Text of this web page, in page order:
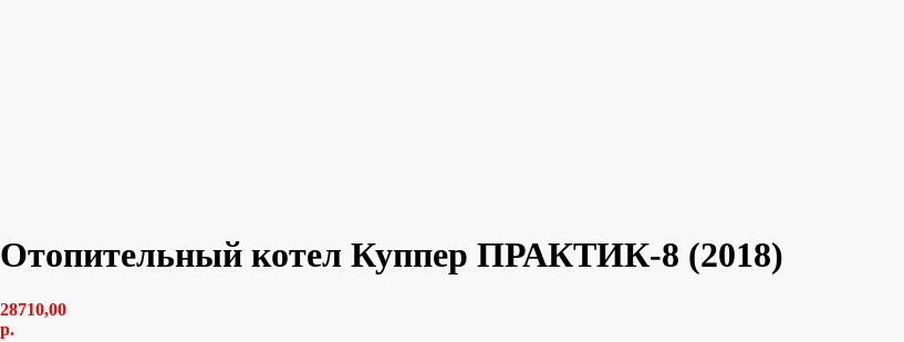
Отопительный котел Куппер ПРАКТИК-8 (2018)
28710,00
р.